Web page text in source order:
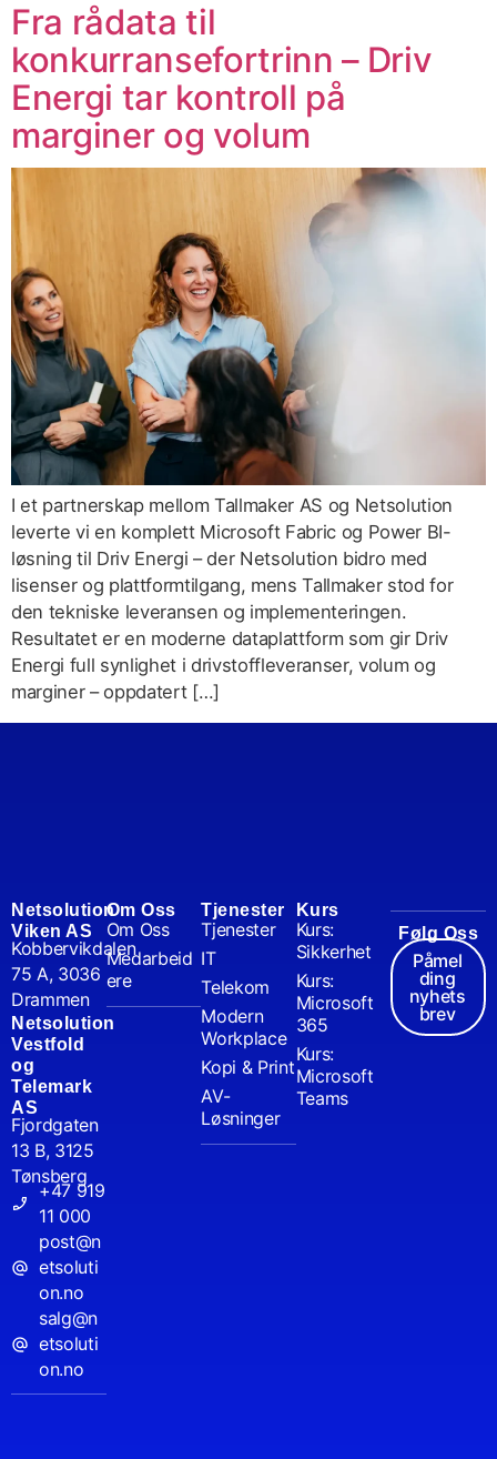
Fra rådata til
konkurransefortrinn – Driv
Energi tar kontroll på
marginer og volum
I et partnerskap mellom Tallmaker AS og Netsolution
leverte vi en komplett Microsoft Fabric og Power BI-
løsning til Driv Energi – der Netsolution bidro med
lisenser og plattformtilgang, mens Tallmaker stod for
den tekniske leveransen og implementeringen.
Resultatet er en moderne dataplattform som gir Driv
Energi full synlighet i drivstoffleveranser, volum og
marginer – oppdatert […]
Netsolution
Viken AS
Kobbervikdalen
75 A, 3036
Drammen
Netsolution
Vestfold
og
Telemark
AS
Fjordgaten
13 B, 3125
Tønsberg
+47 919
11 000
post@n
etsoluti
on.no
salg@n
etsoluti
on.no
Om Oss
Om Oss
Medarbeid
ere
Tjenester
Tjenester
IT
Telekom
Modern
Workplace
Kopi & Print
AV-
Løsninger
Kurs
Kurs:
Sikkerhet
Kurs:
Microsoft
365
Kurs:
Microsoft
Teams
Følg Oss
Påmel
ding
nyhets
brev